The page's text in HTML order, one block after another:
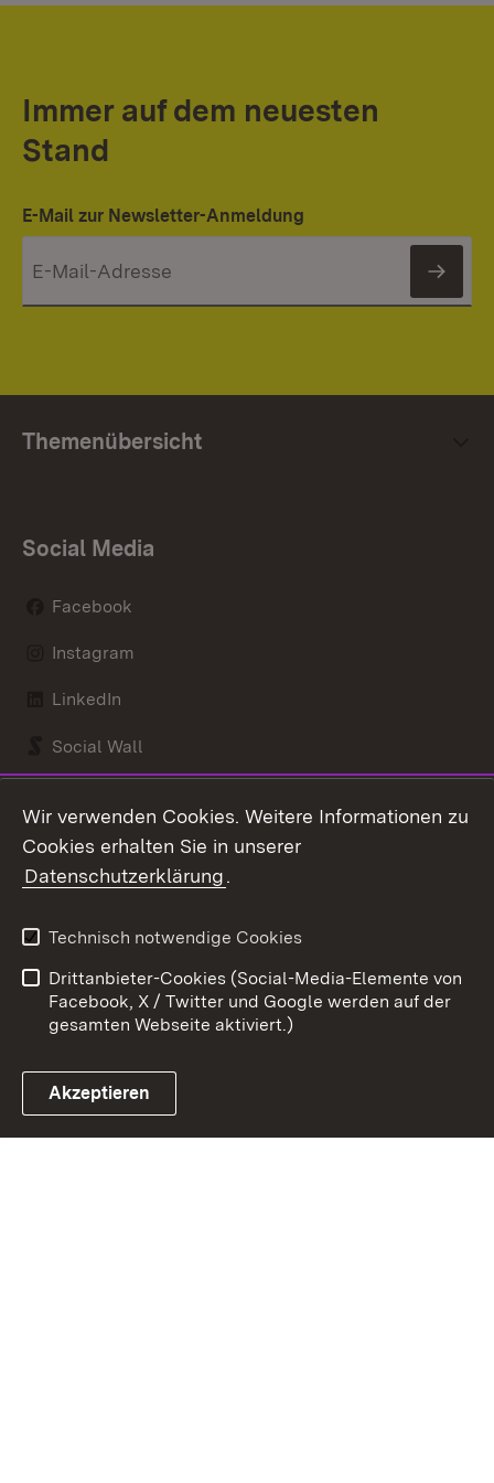
Immer auf dem neuesten
Stand
E-Mail zur Newsletter-Anmeldung
Themenübersicht
Social Media
Facebook
Instagram
LinkedIn
Social Wall
Link zum Landesportal
Kontakt
Barrierefreiheit
Impressum
Cookies
Wir verwenden Cookies. Weitere Informationen zu
Cookies erhalten Sie in unserer
Datenschutzerklärung.
Technisch notwendige Cookies
Drittanbieter-Cookies (Social-Media-Elemente von
Facebook, X / Twitter und Google werden auf der
gesamten Webseite aktiviert.)
Akzeptieren